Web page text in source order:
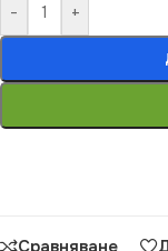
- +
Сравняване